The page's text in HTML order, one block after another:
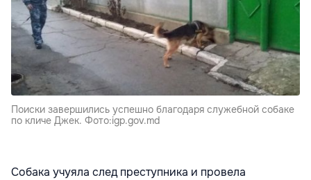
Поиски завершились успешно благодаря служебной собаке
по кличе Джек. Фото:igp.gov.md
Собака учуяла след преступника и провела